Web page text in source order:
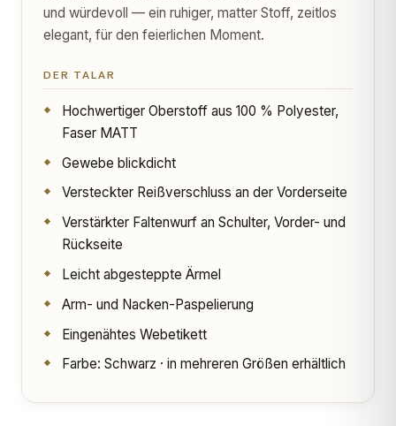
und würdevoll — ein ruhiger, matter Stoff, zeitlos
elegant, für den feierlichen Moment.
DER TALAR
Hochwertiger Oberstoff aus 100 % Polyester,
Faser MATT
Gewebe blickdicht
Versteckter Reißverschluss an der Vorderseite
Verstärkter Faltenwurf an Schulter, Vorder- und
Rückseite
Leicht abgesteppte Ärmel
Arm- und Nacken-Paspelierung
Eingenähtes Webetikett
Farbe: Schwarz · in mehreren Größen erhältlich